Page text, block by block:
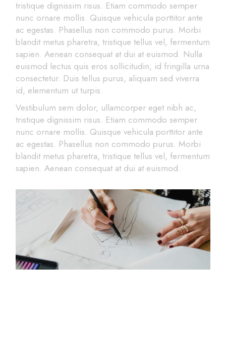
tristique dignissim risus. Etiam commodo semper
nunc ornare mollis. Quisque vehicula porttitor ante
ac egestas. Phasellus non commodo purus. Morbi
blandit metus pharetra, tristique tellus vel, fermentum
sapien. Aenean consequat at dui at euismod. Nulla
euismod lectus quis eros sollicitudin, id fringilla urna
consectetur. Duis tellus purus, aliquam sed viverra
id, elementum ut turpis.
Vestibulum sem dolor, ullamcorper eget nibh ac,
tristique dignissim risus. Etiam commodo semper
nunc ornare mollis. Quisque vehicula porttitor ante
ac egestas. Phasellus non commodo purus. Morbi
blandit metus pharetra, tristique tellus vel, fermentum
sapien. Aenean consequat at dui at euismod.